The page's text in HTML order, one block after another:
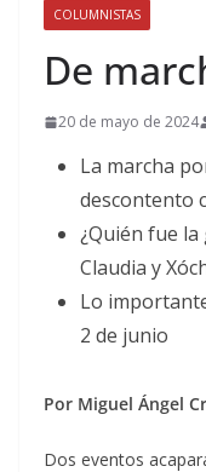
COLUMNISTAS
De
20 de mayo de 2024
La marcha
descontento
¿Quién fue
Claudia y
Lo
2 de junio
Por Miguel Ángel
Dos eventos